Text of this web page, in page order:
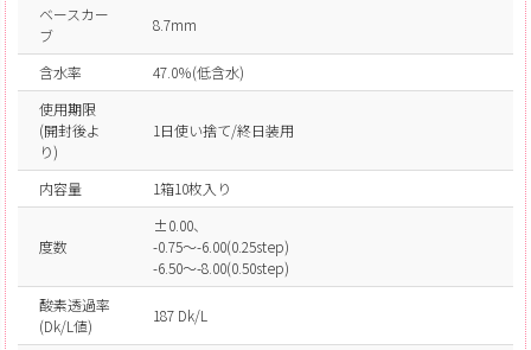
ベースカー
ブ
8.7mm
含水率
47.0％(低含水)
使用期限
(開封後よ
り)
1日使い捨て/終日装用
内容量 1箱10枚入り
度数
±0.00、
-0.75～-6.00(0.25step)
-6.50～-8.00(0.50step)
酸素透過率
(Dk/L値)
187 Dk/L